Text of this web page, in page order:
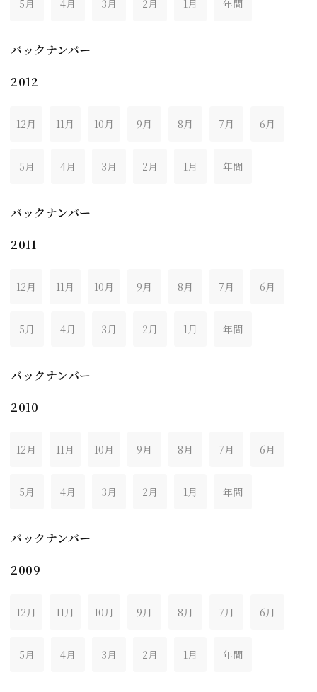
5月 4月 3月 2月 1月 年間
バックナンバー
2012
12月 11月 10月 9月 8月 7月 6月
5月 4月 3月 2月 1月 年間
バックナンバー
2011
12月 11月 10月 9月 8月 7月 6月
5月 4月 3月 2月 1月 年間
バックナンバー
2010
12月 11月 10月 9月 8月 7月 6月
5月 4月 3月 2月 1月 年間
バックナンバー
2009
12月 11月 10月 9月 8月 7月 6月
5月 4月 3月 2月 1月 年間